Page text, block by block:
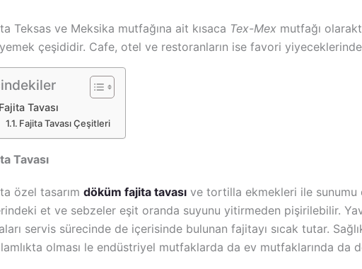
Teksas ve Meksika mutfağına ait kısaca Tex-Mexmutfağı
çeşididir. Cafe, otel ve restoranların ise favori
Fajita Tavası
Fajita Tavası Çeşitleri
Tavası
özel tasarım döküm fajita tavasıve tortilla ekmekleri ile sunumu
et ve sebzeler eşit oranda suyunu yitirmeden pişirilebilir.
servis sürecinde de içerisinde bulunan fajitayı sıcak tutar.
olması le endüstriyel mutfaklarda da ev mutfaklarında da